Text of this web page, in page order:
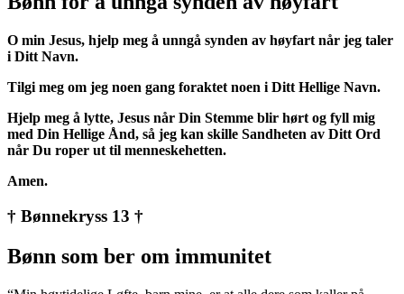
O min Jesus, hjelp meg å unngå synden av høyfart når jeg taler
i Ditt Navn.
Tilgi meg om jeg noen gang foraktet noen i Ditt Hellige Navn.
Hjelp meg å lytte, Jesus når Din Stemme blir hørt og fyll mig
med Din Hellige Ånd, så jeg kan skille Sandheten av Ditt Ord
når Du roper ut til menneskehetten.
Amen.
† Bønnekryss 13 †
Bønn som ber om immunitet